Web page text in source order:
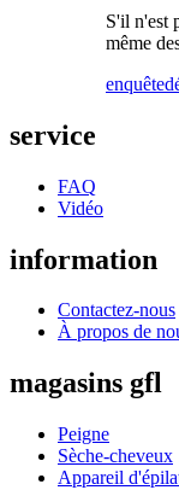
S'il n'est
même
enquête
service
FAQ
Vidéo
information
Contactez-nous
À propos de
magasins gfl
Peigne
Sèche-cheveux
Appareil